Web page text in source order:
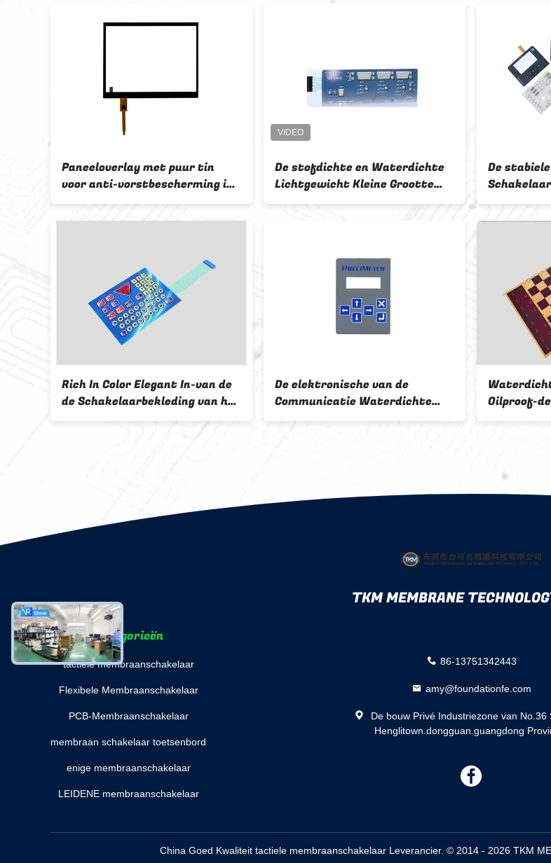
Paneeloverlay met puur tin
voor anti-vorstbescherming in
zware omgevingen
De stofdichte en Waterdichte
Lichtgewicht Kleine Grootte
van de Membraanschakelaar
De
Rich In Color Elegant In-van de
de Schakelaarbekleding van het
Verschijningsmembraan de
Lichtgewicht Kleine Grootte
De elektronische van de
Communicatie Waterdichte
Lichtgewicht Kleine Grootte
Oilproof-
TKM MEMBRANE
Categorieën
tactiele membraanschakelaar
Flexibele Membraanschakelaar
PCB-Membraanschakelaar
membraan schakelaar toetsenbord
enige membraanschakelaar
LEIDENE membraanschakelaar
86-13751342443
amy@foundationfe.com
De bouw Privé Industriezone van No.36
Henglitown.dongguan.guangdong
述
China Goed Kwaliteit tactiele membraanschakelaar Leverancier. © 2014 - 2026 TKM